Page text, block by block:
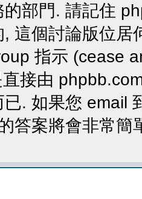
部門. 請記住
這個討論版位
指示 (cease
接由
已. 如果您 email
答案將會非常簡